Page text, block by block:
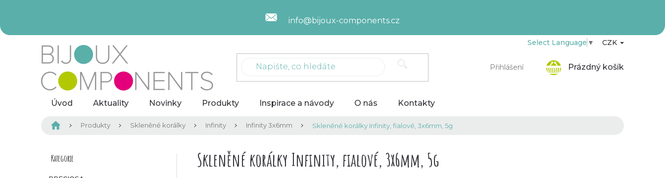
info@bijoux-components.cz
Přihlášení
Select Language ▼ CZK
Prázdný košík
Úvod Aktuality Novinky Produkty Inspirace a návody O nás Kontakty
Domů Produkty Skleněné korálky Infinity Infinity 3x6mm Skleněné korálky Infinity, fialové, 3x6mm, 5g
P
Přeskočit
Kategorie Skleněné korálky Infinity, fialové, 3x6mm, 5g